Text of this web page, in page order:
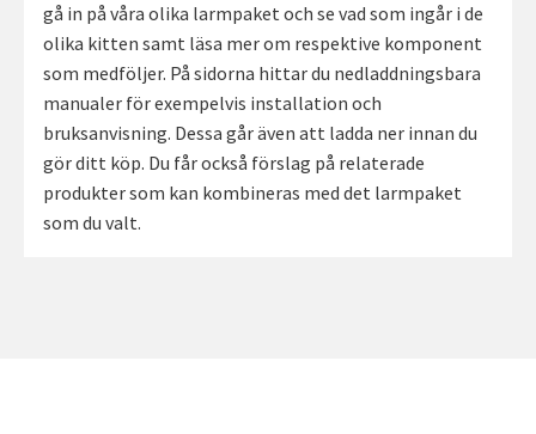
gå in på våra olika larmpaket och se vad som ingår i de
olika kitten samt läsa mer om respektive komponent
som medföljer. På sidorna hittar du nedladdningsbara
manualer för exempelvis installation och
bruksanvisning. Dessa går även att ladda ner innan du
gör ditt köp. Du får också förslag på relaterade
produkter som kan kombineras med det larmpaket
som du valt.